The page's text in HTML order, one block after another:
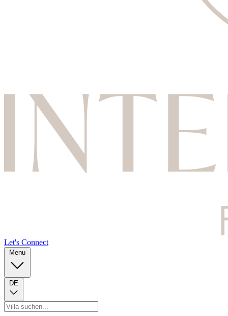
Let's Connect